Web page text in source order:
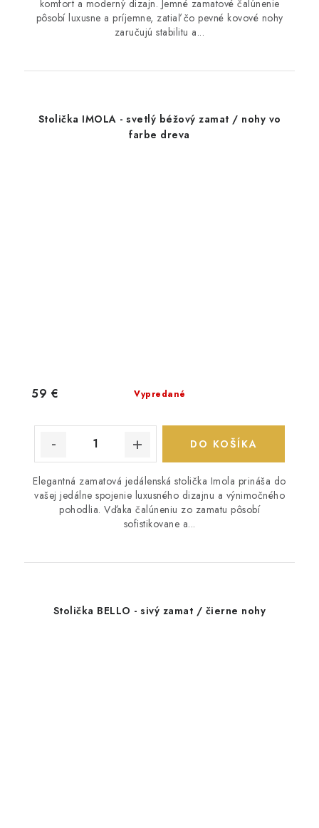
komfort a moderný dizajn. Jemné zamatové čalúnenie
pôsobí luxusne a príjemne, zatiaľ čo pevné kovové nohy
zaručujú stabilitu a...
Stolička IMOLA - svetlý béžový zamat / nohy vo
farbe dreva
Vypredané
59 €
DO KOŠÍKA
Elegantná zamatová jedálenská stolička Imola prináša do
vašej jedálne spojenie luxusného dizajnu a výnimočného
pohodlia. Vďaka čalúneniu zo zamatu pôsobí
sofistikovane a...
Stolička BELLO - sivý zamat / čierne nohy